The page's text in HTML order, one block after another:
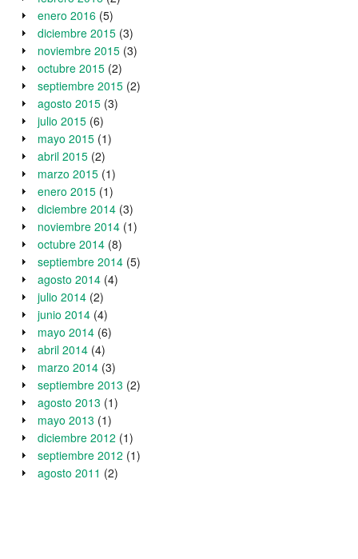
enero 2016 (5)
diciembre 2015 (3)
noviembre 2015 (3)
octubre 2015 (2)
septiembre 2015 (2)
agosto 2015 (3)
julio 2015 (6)
mayo 2015 (1)
abril 2015 (2)
marzo 2015 (1)
enero 2015 (1)
diciembre 2014 (3)
noviembre 2014 (1)
octubre 2014 (8)
septiembre 2014 (5)
agosto 2014 (4)
julio 2014 (2)
junio 2014 (4)
mayo 2014 (6)
abril 2014 (4)
marzo 2014 (3)
septiembre 2013 (2)
agosto 2013 (1)
mayo 2013 (1)
diciembre 2012 (1)
septiembre 2012 (1)
agosto 2011 (2)